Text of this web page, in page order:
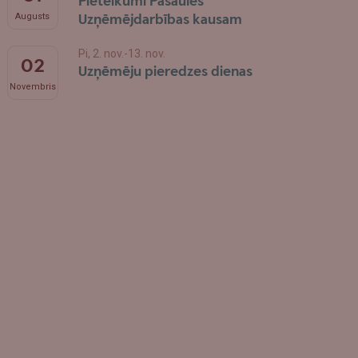
Augusts
Uzņēmējdarbības kausam
02
Novembris
Pi, 2. nov.-13. nov.
Uzņēmēju pieredzes dienas